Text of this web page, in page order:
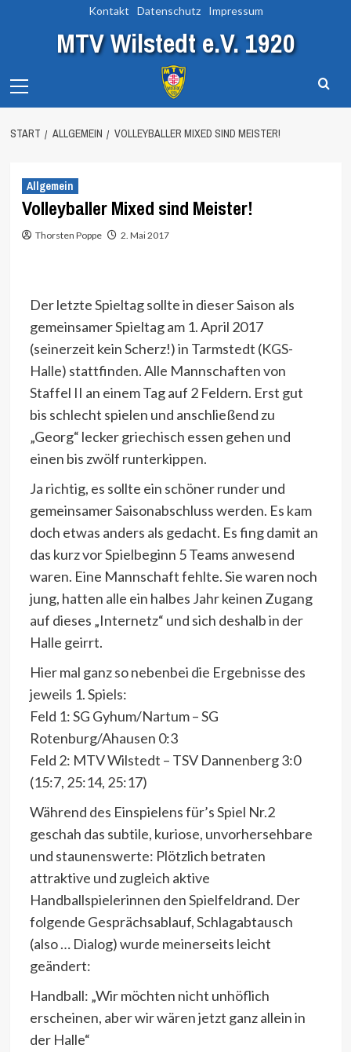
Kontakt Datenschutz Impressum
MTV Wilstedt e.V. 1920
Menu
START ALLGEMEIN VOLLEYBALLER MIXED SIND MEISTER!
Allgemein
Volleyballer Mixed sind Meister!
Thorsten Poppe 2. Mai 2017
Der letzte Spieltag sollte in dieser Saison als
gemeinsamer Spieltag am 1. April 2017
(seinerzeit kein Scherz!) in Tarmstedt (KGS-
Halle) stattfinden. Alle Mannschaften von
Staffel II an einem Tag auf 2 Feldern. Erst gut
bis schlecht spielen und anschließend zu
„Georg“ lecker griechisch essen gehen und
einen bis zwölf runterkippen.
Ja richtig, es sollte ein schöner runder und
gemeinsamer Saisonabschluss werden. Es kam
doch etwas anders als gedacht. Es fing damit an
das kurz vor Spielbeginn 5 Teams anwesend
waren. Eine Mannschaft fehlte. Sie waren noch
jung, hatten alle ein halbes Jahr keinen Zugang
auf dieses „Internetz“ und sich deshalb in der
Halle geirrt.
Hier mal ganz so nebenbei die Ergebnisse des
jeweils 1. Spiels:
Feld 1: SG Gyhum/Nartum – SG
Rotenburg/Ahausen 0:3
Feld 2: MTV Wilstedt – TSV Dannenberg 3:0
(15:7, 25:14, 25:17)
Während des Einspielens für’s Spiel Nr.2
geschah das subtile, kuriose, unvorhersehbare
und staunenswerte: Plötzlich betraten
attraktive und zugleich aktive
Handballspielerinnen den Spielfeldrand. Der
folgende Gesprächsablauf, Schlagabtausch
(also … Dialog) wurde meinerseits leicht
geändert:
Handball: „Wir möchten nicht unhöflich
erscheinen, aber wir wären jetzt ganz allein in
der Halle“